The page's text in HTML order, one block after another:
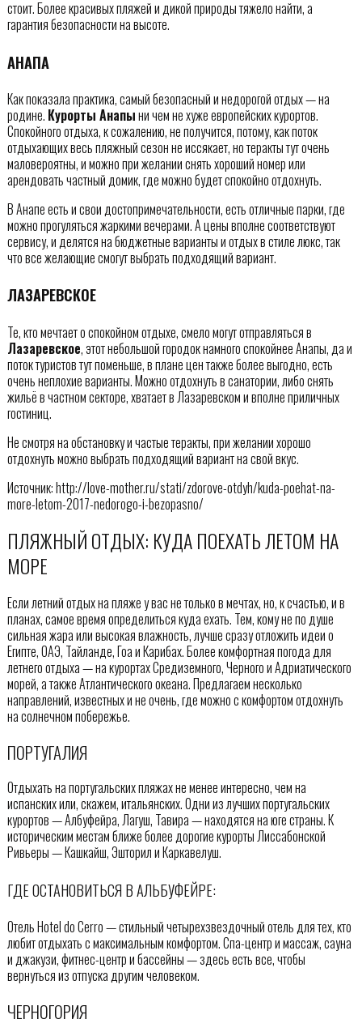
стоит. Более красивых пляжей и дикой природы тяжело найти, а
гарантия безопасности на высоте.
АНАПА
Как показала практика, самый безопасный и недорогой отдых — на
родине. Курорты Анапыни чем не хуже европейских курортов.
Спокойного отдыха, к сожалению, не получится, потому, как поток
отдыхающих весь пляжный сезон не иссякает, но теракты тут очень
маловероятны, и можно при желании снять хороший номер или
арендовать частный домик, где можно будет спокойно отдохнуть.
В Анапе есть и свои достопримечательности, есть отличные парки, где
можно прогуляться жаркими вечерами. А цены вполне соответствуют
сервису, и делятся на бюджетные варианты и отдых в стиле люкс, так
что все желающие смогут выбрать подходящий вариант.
ЛАЗАРЕВСКОЕ
Те, кто мечтает о спокойном отдыхе, смело могут отправляться в
Лазаревское, этот небольшой городок намного спокойнее Анапы, да и
поток туристов тут поменьше, в плане цен также более выгодно, есть
очень неплохие варианты. Можно отдохнуть в санатории, либо снять
жильё в частном секторе, хватает в Лазаревском и вполне приличных
гостиниц.
Не смотря на обстановку и частые теракты, при желании хорошо
отдохнуть можно выбрать подходящий вариант на свой вкус.
Источник: http://love-mother.ru/stati/zdorove-otdyh/kuda-poehat-na-
more-letom-2017-nedorogo-i-bezopasno/
ПЛЯЖНЫЙ ОТДЫХ: КУДА ПОЕХАТЬ ЛЕТОМ НА
МОРЕ
Если летний отдых на пляже у вас не только в мечтах, но, к счастью, и в
планах, самое время определиться куда ехать. Тем, кому не по душе
сильная жара или высокая влажность, лучше сразу отложить идеи о
Египте, ОАЭ, Тайланде, Гоа и Карибах. Более комфортная погода для
летнего отдыха — на курортах Средиземного, Черного и Адриатического
морей, а также Атлантического океана. Предлагаем несколько
направлений, известных и не очень, где можно с комфортом отдохнуть
на солнечном побережье.
ПОРТУГАЛИЯ
Отдыхать на португальских пляжах не менее интересно, чем на
испанских или, скажем, итальянcких. Одни из лучших португальских
курортов — Албуфейра, Лагуш, Тавира — находятся на юге страны. К
историческим местам ближе более дорогие курорты Лиссабонской
Ривьеры — Кашкайш, Эшторил и Каркавелуш.
ГДЕ ОСТАНОВИТЬСЯ В АЛЬБУФЕЙРЕ:
Отель Hotel do Cerro — стильный четырехзвездочный отель для тех, кто
любит отдыхать с максимальным комфортом. Спа-центр и массаж, сауна
и джакузи, фитнес-центр и бассейны — здесь есть все, чтобы
вернуться из отпуска другим человеком.
ЧЕРНОГОРИЯ